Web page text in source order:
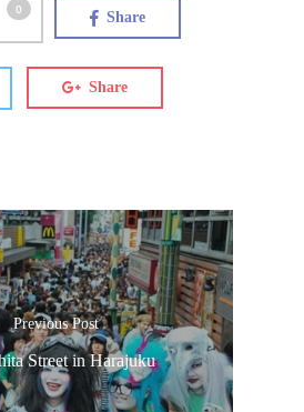
0 Share
Share
Previous Post
Street in Harajuku